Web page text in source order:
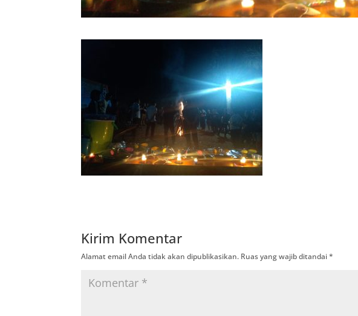
Kirim Komentar
Alamat email Anda tidak akan dipublikasikan. Ruas yang wajib ditandai*